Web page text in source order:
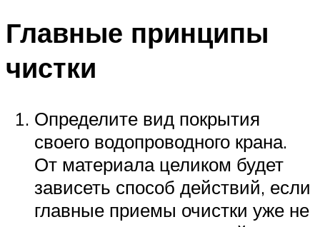
Главные принципы
чистки
Определите вид покрытия
своего водопроводного крана.
От материала целиком будет
зависеть способ действий, если
главные приемы очистки уже не